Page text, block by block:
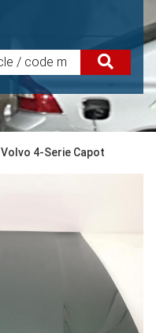
Volvo 4-Serie Capot